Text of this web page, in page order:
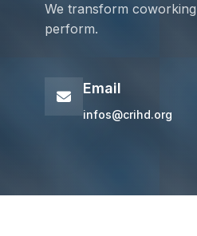
We transform
perform.
Email
infos@crihd.org